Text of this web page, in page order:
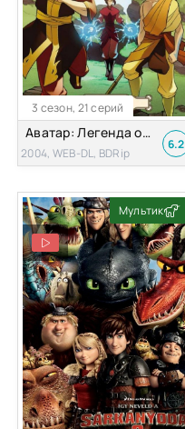
3 сезон, 21 серий
Аватар: Легенда об Аанге
2004, WEB-DL, BDRip
6.2
Мультик